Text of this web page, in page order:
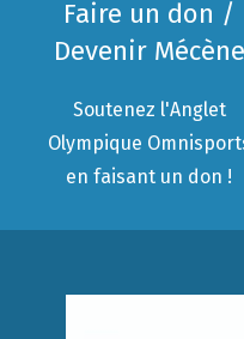
Faire un don /
Devenir Mécène
Soutenez l'Anglet
Olympique
en faisant un don !